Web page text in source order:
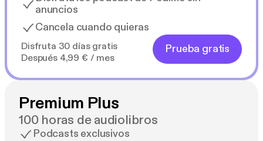
anuncios
Cancela cuando quieras
Disfruta 30 días gratis
Después 4,99 € / mes
Prueba gratis
Premium Plus
100 horas de audiolibros
Podcasts exclusivos